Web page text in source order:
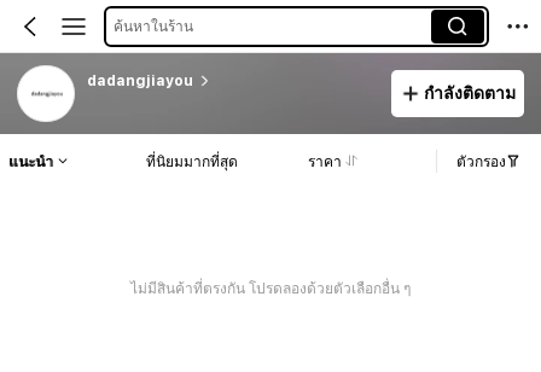
ค้นหาในร้าน
dadangjiayou
กำลังติดตาม
แนะนำ ที่นิยมมากที่สุด ราคา ตัวกรอง
ไม่มีสินค้าที่ตรงกัน โปรดลองด้วยตัวเลือกอื่น ๆ